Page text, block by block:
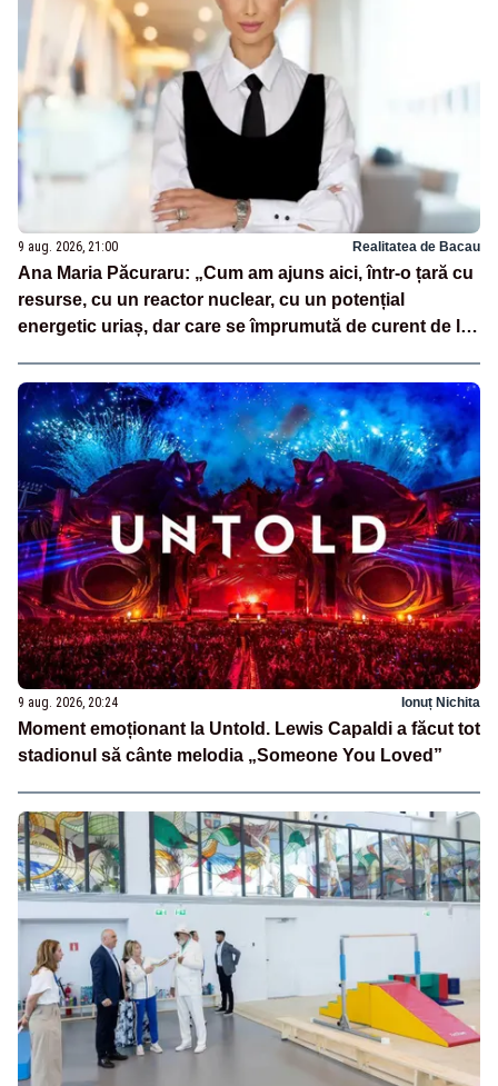
9 aug. 2026, 21:00 Realitatea de Bacau
Ana Maria Păcuraru: „Cum am ajuns aici, într-o țară cu
resurse, cu un reactor nuclear, cu un potențial
energetic uriaș, dar care se împrumută de curent de la
9 aug. 2026, 20:24 Ionuț Nichita
Moment emoționant la Untold. Lewis Capaldi a făcut tot
stadionul să cânte melodia „Someone You Loved”